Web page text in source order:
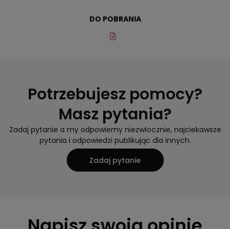
DO POBRANIA
Potrzebujesz pomocy?
Masz pytania?
Zadaj pytanie a my odpowiemy niezwłocznie, najciekawsze
pytania i odpowiedzi publikując dla innych.
Zadaj pytanie